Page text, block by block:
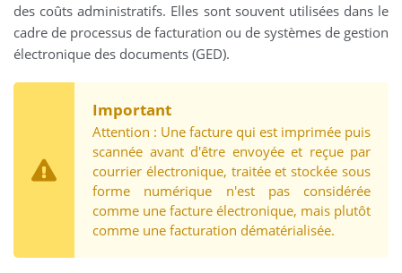
des coûts administratifs. Elles sont souvent utilisées dans le
cadre de processus de facturation ou de systèmes de gestion
électronique des documents (GED).
Important
Attention : Une facture qui est imprimée puis
scannée avant d'être envoyée et reçue par
courrier électronique, traitée et stockée sous
forme numérique n'est pas considérée
comme une facture électronique, mais plutôt
comme une facturation dématérialisée.